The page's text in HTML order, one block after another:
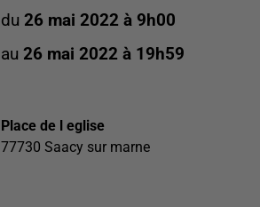
du 26 mai 2022 à 9h00
au 26 mai 2022 à 19h59
Place de l eglise
77730 Saacy sur marne